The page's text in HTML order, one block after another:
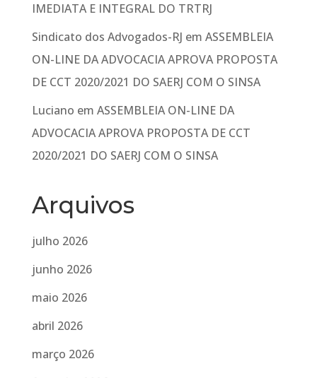
IMEDIATA E INTEGRAL DO TRTRJ
Sindicato dos Advogados-RJ em ASSEMBLEIA
ON-LINE DA ADVOCACIA APROVA PROPOSTA
DE CCT 2020/2021 DO SAERJ COM O SINSA
Luciano em ASSEMBLEIA ON-LINE DA
ADVOCACIA APROVA PROPOSTA DE CCT
2020/2021 DO SAERJ COM O SINSA
Arquivos
julho 2026
junho 2026
maio 2026
abril 2026
março 2026